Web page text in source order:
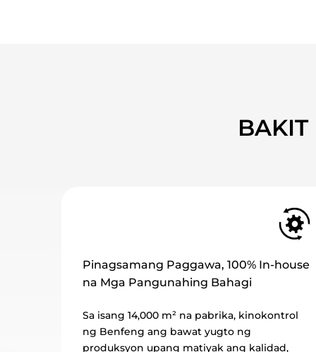
BAKIT
Mga Pandaigdigang Sertipikasyon,
Pinagkakatiwalaan sa Buong Mundo
Na-certify sa ISO9001 at iba pang
international management system, pati na
rin sa CE marking, na nakakatugon sa mga